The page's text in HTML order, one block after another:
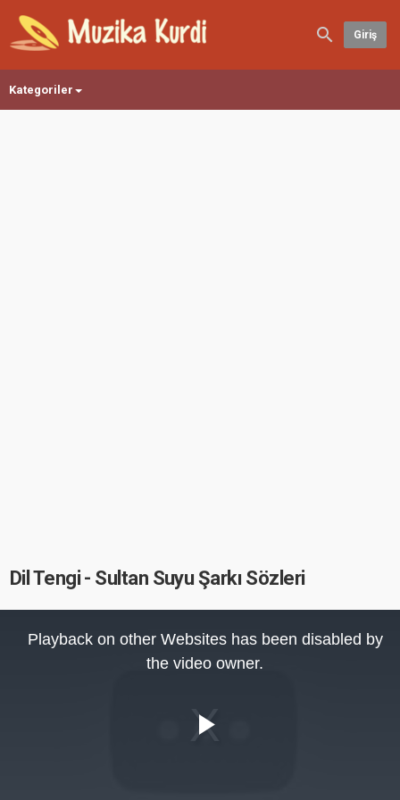
Giriş
Kategoriler
Dil Tengi - Sultan Suyu Şarkı Sözleri
Playback on other Websites has been disabled by
the video owner.